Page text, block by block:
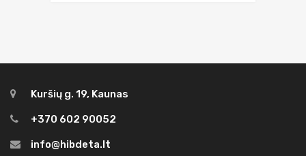
Kuršių g. 19, Kaunas
+370 602 90052
info@hibdeta.lt